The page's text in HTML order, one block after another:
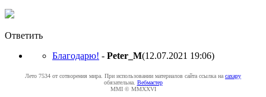
Ответить
Благодарю! - Peter_M(12.07.2021 19:06)
Лето 7534 от сотворения мира. При использовании материалов сайта ссылка на caxapу
обязательна. Вебмастер
MMI © MMXXVI